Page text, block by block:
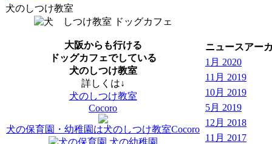
犬のしつけ教室
大阪からも行ける
ドッグカフェでしている
犬のしつけ教室
詳しくは↓
犬のしつけ教室
Cocoro
犬の保育園・幼稚園は犬のしつけ教室Cocoro
ニュースアー
1月 2020
11月 2019
10月 2019
5月 2019
12月 2018
11月 2017